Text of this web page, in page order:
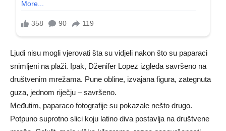
Ljudi nisu mogli vjerovati šta su vidjeli nakon što su paparaci
snimljeni na plaži. Ipak, Dženifer Lopez izgleda savršeno na
društvenim mrežama. Pune obline, izvajana figura, zategnuta
guza, jednom riječju – savršeno.
Međutim, paparaco fotografije su pokazale nešto drugo.
Potpuno suprotno slici koju latino diva postavlja na društvene